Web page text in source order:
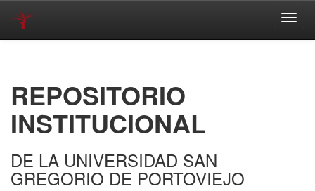
REPOSITORIO
INSTITUCIONAL
DE LA UNIVERSIDAD SAN
GREGORIO DE PORTOVIEJO